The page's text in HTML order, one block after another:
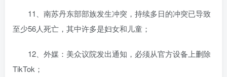
11、南苏丹东部部族发生冲突，持续多日的冲突已导致
至少56人死亡，其中许多是妇女和儿童；
12、外媒：美众议院发出通知，必须从官方设备上删除
TikTok；